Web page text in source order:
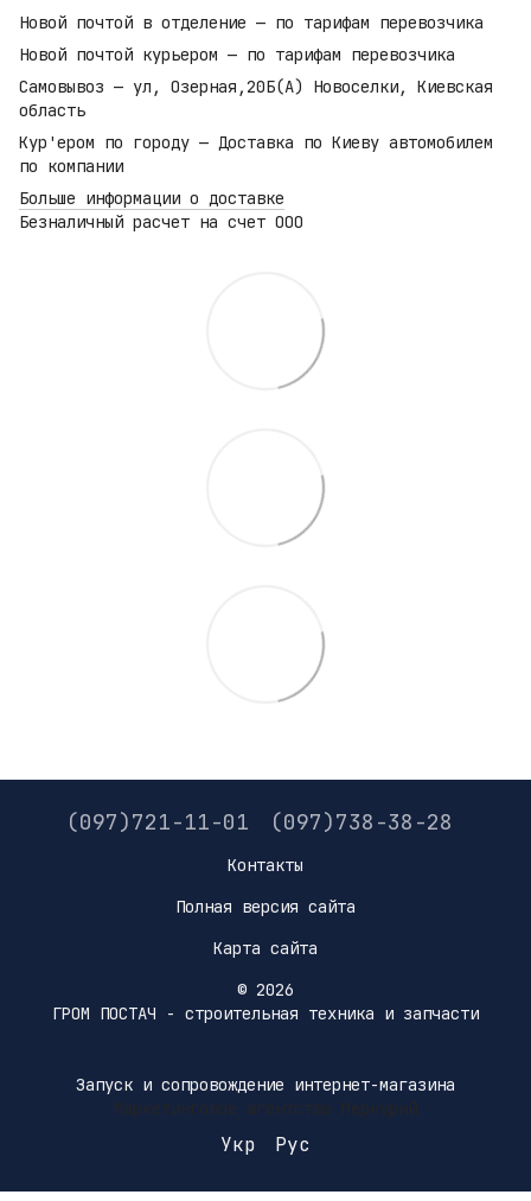
Новой почтой в отделение — по тарифам перевозчика
Новой почтой курьером — по тарифам перевозчика
Самовывоз — ул, Озерная,20Б(А) Новоселки, Киевская
область
Кур'ером по городу — Доставка по Киеву автомобилем
по компании
Больше информации о доставке
Безналичный расчет на счет ООО
(097)721-11-01 (097)738-38-28
Контакты
Полная версия сайта
Карта сайта
© 2026
ГРОМ ПОСТАЧ - строительная техника и запчасти
Запуск и сопровождение интернет-магазина
Маркетинговое агентство Меркурий
Укр Рус